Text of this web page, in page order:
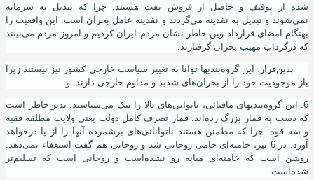
شده از توقیف و حاصل از فروش نفت هستند. چرا که تبدیل به سرمایه
نمیشوند و تبدیل به نقدینه میگردند و نقدینه عامل بحران است. این واقعیت را
بهنگام امضای قرارداد وین خاطر نشان مردم ایران کردیم و امروز مردم میبینند
که درگرداب مهیب بحران گرفتارند.
بدینقرار، این گروهبندیها توانا به تغییر سیاست خارجی کشور نیز نیستند زیرا
باز موجودیت خود را از بحرانهای شدید و مداوم خارجی دارند. و
6. این گروه بندیهای مافیائی، ناتوانیهای بالا را نیک میشناسند. بدینخاطر است
که دست به قمار بزرگ زده اند. قمار تصرف کامل دولت یعنی ولایت مطلقه فقیه
و سه قوه. چرا که مطمئن هستند ناتوانائیهای برشمرده آنها را از پا درخواهد
آورد. در 6 تیر
، خامنه ای حامی روحانی شد و روحانی هم گفت استعفاء نمیدهد.
روشن است که خامنه ای میانه رو نشده است و روحانی است که تسلیمتر
شده است.